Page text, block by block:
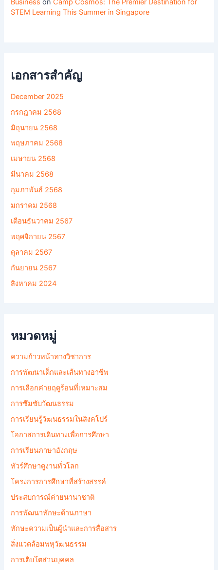
Business on Camp Cosmos: The Premier Destination for
STEM Learning This Summer in Singapore
เอกสารสำคัญ
December 2025
กรกฎาคม 2568
มิถุนายน 2568
พฤษภาคม 2568
เมษายน 2568
มีนาคม 2568
กุมภาพันธ์ 2568
มกราคม 2568
เดือนธันวาคม 2567
พฤศจิกายน 2567
ตุลาคม 2567
กันยายน 2567
สิงหาคม 2024
หมวดหมู่
ความก้าวหน้าทางวิชาการ
การพัฒนาเด็กและเส้นทางอาชีพ
การเลือกค่ายฤดูร้อนที่เหมาะสม
การซึมซับวัฒนธรรม
การเรียนรู้วัฒนธรรมในสิงคโปร์
โอกาสการเดินทางเพื่อการศึกษา
การเรียนภาษาอังกฤษ
ทัวร์ศึกษาดูงานทั่วโลก
โครงการการศึกษาที่สร้างสรรค์
ประสบการณ์ค่ายนานาชาติ
การพัฒนาทักษะด้านภาษา
ทักษะความเป็นผู้นำและการสื่อสาร
สิ่งแวดล้อมพหุวัฒนธรรม
การเติบโตส่วนบุคคล